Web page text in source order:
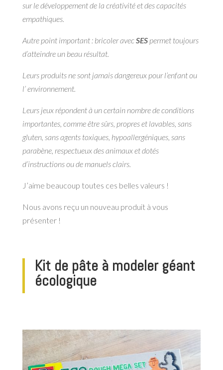
sur le développement de la créativité et des capacités
empathiques.
Autre point important : bricoler avecSESpermet toujours
d’atteindre un beau résultat.
Leurs produits ne sont jamais dangereux pour l’enfant ou
l’ environnement.
Leurs jeux répondent à un certain nombre de conditions
importantes, comme être sûrs, propres et lavables, sans
gluten, sans agents toxiques, hypoallergéniques, sans
parabène, respectueux des animaux et dotés
d’instructions ou de manuels clairs.
J’aime beaucoup toutes ces belles valeurs !
Nous avons reçu un nouveau produit à vous
présenter !
Kit de pâte à modeler géant
écologique